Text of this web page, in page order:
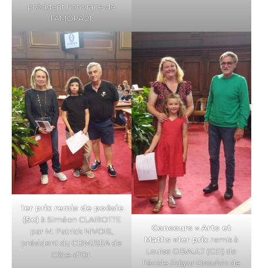
président honoraire de
l’AMOPA 21.
1er prix remis de poésie
(5e)à Siméon CLAIROTTE
par M. Patrick NIVOIS,
président du CDMJSEA de
Côte-d’Or.
Concours « Arts et
Maths »1er prix remis à
Louise GIBAULT (CE1) de
l’écoleEdgar Drouhinde